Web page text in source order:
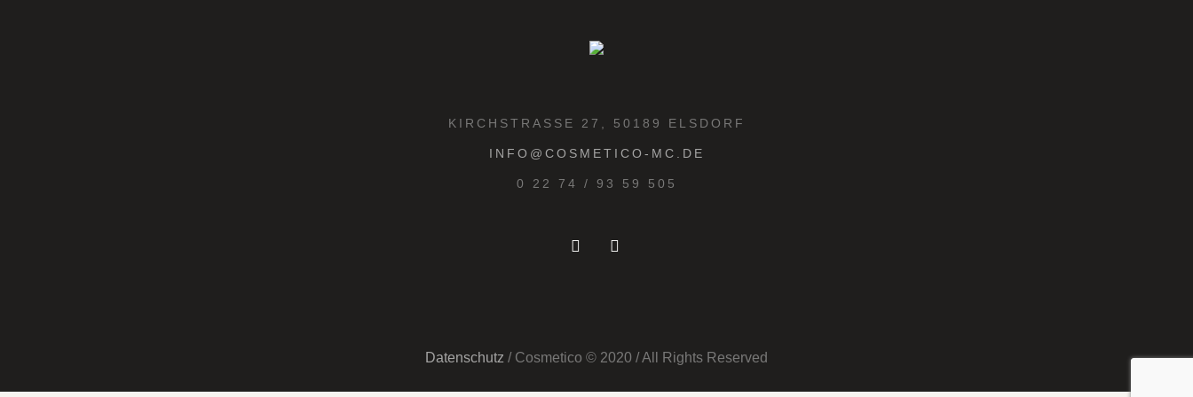
KIRCHSTRASSE 27, 50189 ELSDORF
INFO@COSMETICO-MC.DE
0 22 74 / 93 59 505
Datenschutz / Cosmetico © 2020 / All Rights Reserved